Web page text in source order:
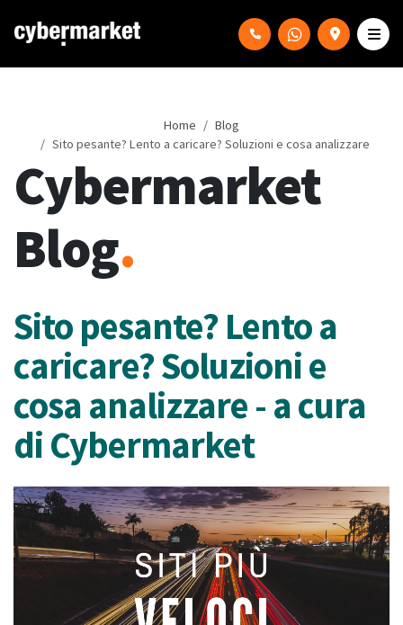
Home
Blog
Sito pesante? Lento a caricare? Soluzioni e cosa analizzare
Cybermarket
Blog.
Sito pesante? Lento a
caricare? Soluzioni e
cosa analizzare - a cura
di Cybermarket